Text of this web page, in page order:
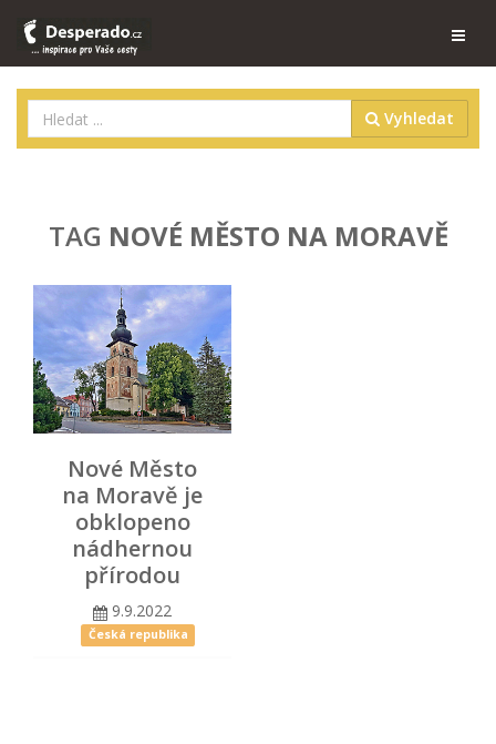
Vyhledat
TAG NOVÉ MĚSTO NA MORAVĚ
Nové Město
na Moravě je
obklopeno
nádhernou
přírodou
9.9.2022
Česká republika